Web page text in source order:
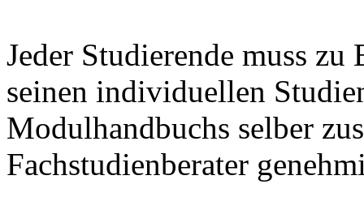
Jeder Studierende muss
seinen individuellen
Modulhandbuchs selber
Fachstudienberater